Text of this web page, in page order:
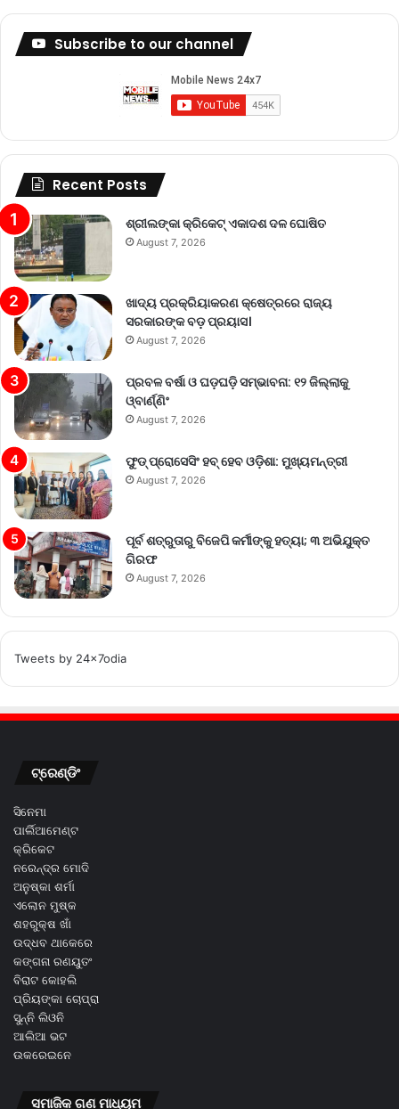
Subscribe to our channel
Recent Posts
ଶ୍ରୀଲଙ୍କା କ୍ରିକେଟ୍‌ ଏକାଦଶ ଦଳ ଘୋଷିତ
August 7, 2026
ଖାଦ୍ୟ ପ୍ରକ୍ରିୟାକରଣ କ୍ଷେତ୍ରରେ ରାଜ୍ୟ
ସରକାରଙ୍କ ବଡ଼ ପ୍ରୟାସ।
August 7, 2026
ପ୍ରବଳ ବର୍ଷା ଓ ଘଡ଼ଘଡ଼ି ସମ୍ଭାବନା: ୧୨ ଜିଲ୍ଲାକୁ
ଓ୍ବାର୍ଣ୍ଣିଂ
August 7, 2026
ଫୁଡ୍ ପ୍ରୋସେସିଂ ହବ୍ ହେବ ଓଡ଼ିଶା: ମୁଖ୍ୟମନ୍ତ୍ରୀ
August 7, 2026
ପୂର୍ବ ଶତ୍ରୁତାରୁ ବିଜେପି କର୍ମୀଙ୍କୁ ହତ୍ୟା; ୩ ଅଭିଯୁକ୍ତ
ଗିରଫ
August 7, 2026
Tweets by 24x7odia
ଟ୍ରେଣ୍ଡିଂ
ସିନେମା
ପାର୍ଲିଆମେଣ୍ଟ
କ୍ରିକେଟ
ନରେନ୍ଦ୍ର ମୋଦି
ଅନୁଷ୍କା ଶର୍ମା
ଏଲୋନ ମୁଷ୍କ
ଶହରୁକ୍ଷ ଖାଁ
ଉଦ୍ଧବ ଥାକେରେ
କଙ୍ଗନା ରଣୟୁତଂ
ବିରାଟ କୋହଲି
ପ୍ରିୟଙ୍କା ଚୋପ୍ରା
ସୁନ୍ନି ଲିଓନି
ଆଲିଆ ଭଟ
ଉକରେଇନେ
ସମାଜିକ ଗଣ ମାଧ୍ୟମ